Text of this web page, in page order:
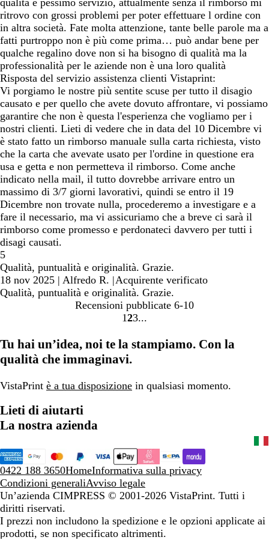
qualità e pessimo servizio, attualmente senza il rimborso mi
ritrovo con grossi problemi per poter effettuare l ordine con
in altra società. Fate molta attenzione, tante belle parole ma a
fatti purtroppo non è più come prima… può andar bene per
qualche regalino dove non si ha bisogno di qualità ma la
professionalità per le aziende non è una loro qualità
Risposta del servizio assistenza clienti Vistaprint:
Vi porgiamo le nostre più sentite scuse per tutto il disagio
causato e per quello che avete dovuto affrontare, vi possiamo
garantire che non è questa l'esperienza che vogliamo per i
nostri clienti. Lieti di vedere che in data del 10 Dicembre vi
è stato fatto un rimborso manuale sulla carta richiesta, visto
che la carta che avevate usato per l'ordine in questione era
usa e getta e non permetteva il rimborso. Come anche
indicato nella mail, il tutto dovrebbe arrivare entro un
massimo di 3/7 giorni lavorativi, quindi se entro il 19
Dicembre non trovate nulla, procederemo a investigare e a
fare il necessario, ma vi assicuriamo che a breve ci sarà il
rimborso come promesso e perdonateci davvero per tutti i
disagi causati.
5
Qualità, puntualità e originalità. Grazie.
18 nov 2025 | Alfredo R. |Acquirente verificato
Qualità, puntualità e originalità. Grazie.
Recensioni pubblicate 6-10
Vai
pagina
1 Vai
pagina
2Vai
pagina
3
Tu hai un’idea, noi te la stampiamo. Con la
qualità che immaginavi.
VistaPrint è a tua disposizione in qualsiasi momento.
Lieti di aiutarti
La nostra azienda
0422 188 3650HomeInformativa sulla privacy
Condizioni generaliAvviso legale
Un’azienda CIMPRESS © 2001-2026 VistaPrint. Tutti i
diritti riservati.
I prezzi non includono la spedizione e le opzioni applicate ai
prodotti, se non specificato altrimenti.